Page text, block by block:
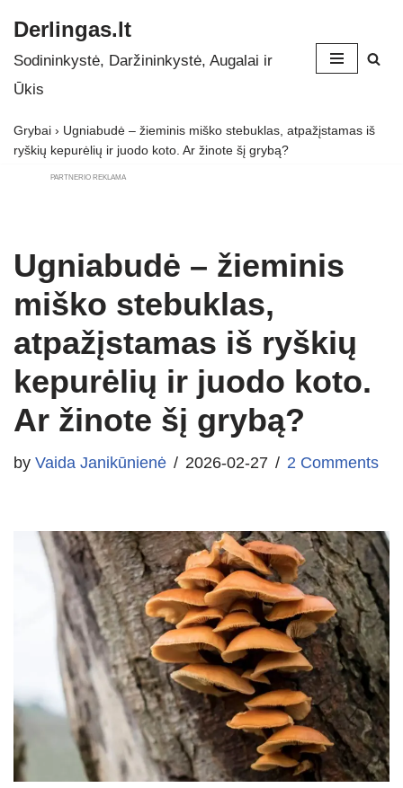
Skip
to
Derlingas.lt
Sodininkystė, Daržininkystė, Augalai ir
Ūkis
Grybai › Ugniabudė – žieminis miško stebuklas, atpažįstamas iš
ryškių kepurėlių ir juodo koto. Ar žinote šį grybą?
PARTNERIO REKLAMA
Ugniabudė – žieminis
miško stebuklas,
atpažįstamas iš ryškių
kepurėlių ir juodo koto.
Ar žinote šį grybą?
by Vaida Janikūnienė 2026-02-27 2 Comments